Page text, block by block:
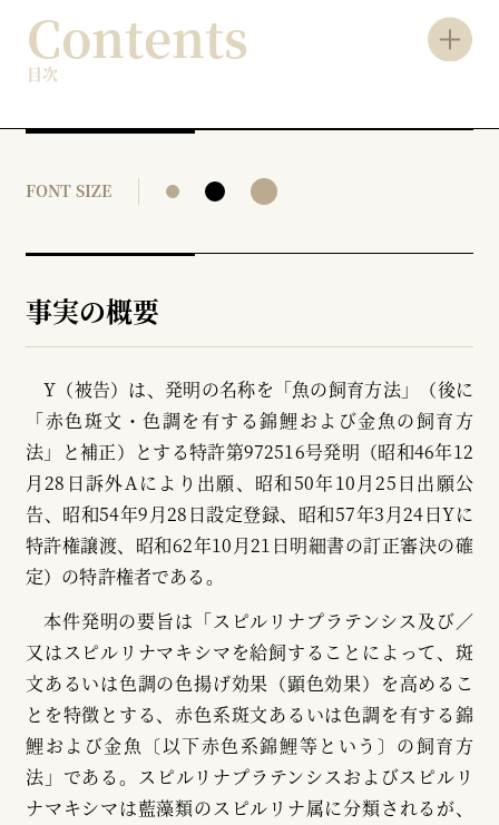
Contents
目次
FONT SIZE
事実の概要
Y（被告）は、発明の名称を「魚の飼育方法」（後に
「赤色斑文・色調を有する錦鯉および金魚の飼育方
法」と補正）とする特許第972516号発明（昭和46年12
月28日訴外Aにより出願、昭和50年10月25日出願公
告、昭和54年9月28日設定登録、昭和57年3月24日Yに
特許権譲渡、昭和62年10月21日明細書の訂正審決の確
定）の特許権者である。
本件発明の要旨は「スピルリナプラテンシス及び／
又はスピルリナマキシマを給飼することによって、斑
文あるいは色調の色揚げ効果（顕色効果）を高めるこ
とを特徴とする、赤色系斑文あるいは色調を有する錦
鯉および金魚〔以下赤色系錦鯉等という〕の飼育方
法」である。スピルリナプラテンシスおよびスピルリ
ナマキシマは藍藻類のスピルリナ属に分類されるが、